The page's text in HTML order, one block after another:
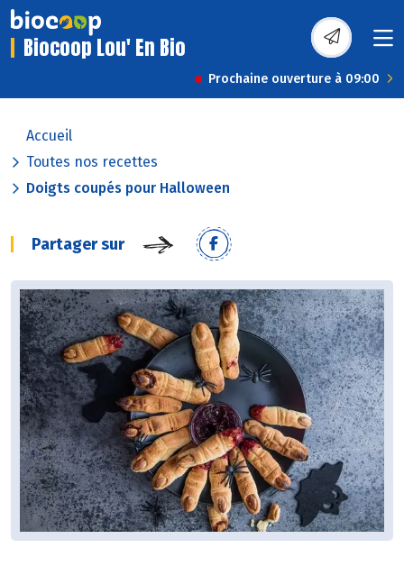
Biocoop Lou' En Bio
Prochaine ouverture à 09:00
Accueil
Toutes nos recettes
Doigts coupés pour Halloween
Partager sur